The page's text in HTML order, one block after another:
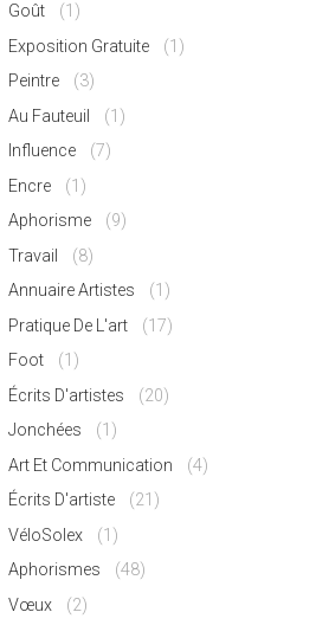
Goût
(1)
Exposition Gratuite
(1)
Peintre
(3)
Au Fauteuil
(1)
Influence
(7)
Encre
(1)
Aphorisme
(9)
Travail
(8)
Annuaire Artistes
(1)
Pratique De L'art
(17)
Foot
(1)
Écrits D'artistes
(20)
Jonchées
(1)
Art Et Communication
(4)
Écrits D'artiste
(21)
VéloSolex
(1)
Aphorismes
(48)
Vœux
(2)